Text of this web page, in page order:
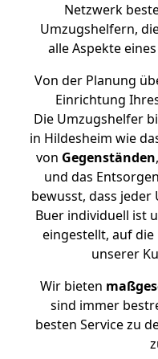
Netzwerk
Umzugshelfern,
alle Aspekte
Von der Planung
Einrichtung
Die Umzugshelfer
in Hildesheim wie
von Gegenständen
und das
bewusst, dass jeder
Buer individuell ist
eingestellt, auf
unserer
Wir bieten
sind immer
besten Service zu